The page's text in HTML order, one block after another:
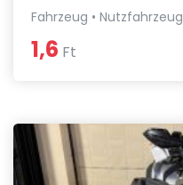
Fahrzeug • Nutzfahrzeug
1,6 Ft